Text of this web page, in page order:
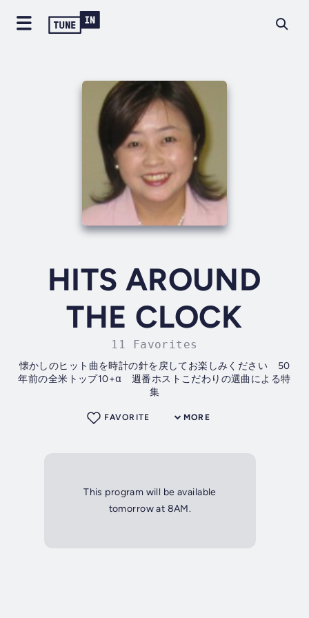
HITS AROUND
THE CLOCK
11 Favorites
懐かしのヒット曲を時計の針を戻してお楽しみください 50
年前の全米トップ10+α 週番ホストこだわりの選曲による特
集
MORE
FAVORITE
This program will be available
tomorrow at 8AM.